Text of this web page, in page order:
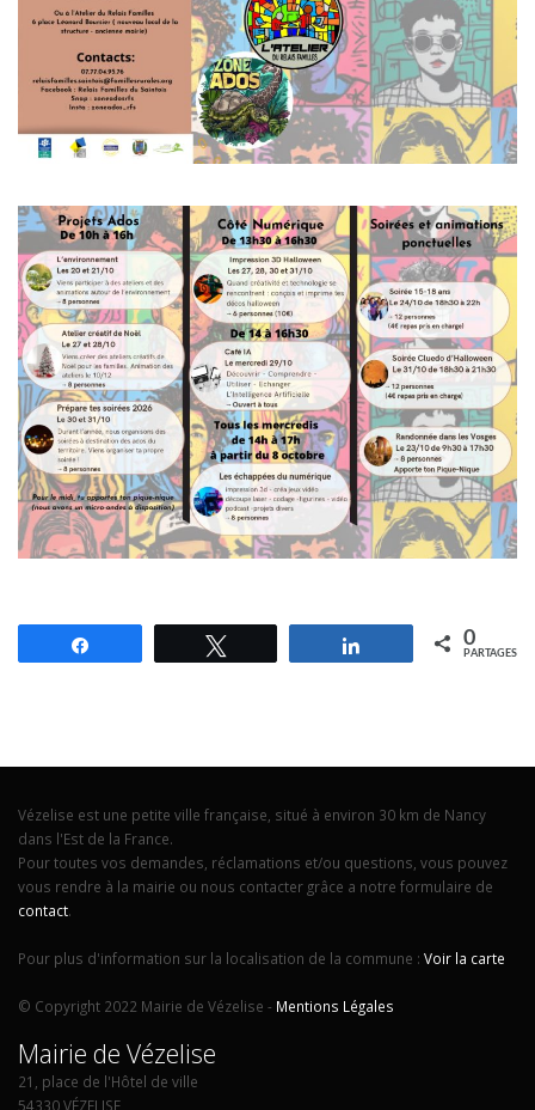
Partagez 0
PARTAGES
Vézelise est une petite ville française, situé à environ 30 km de Nancy
dans l'Est de la France.
Pour toutes vos demandes, réclamations et/ou questions, vous pouvez
vous rendre à la mairie ou nous contacter grâce a notre formulaire de
contact.
Pour plus d'information sur la localisation de la commune : Voir la carte
© Copyright 2022 Mairie de Vézelise - Mentions Légales
Mairie de Vézelise
21, place de l'Hôtel de ville
54330 VÉZELISE